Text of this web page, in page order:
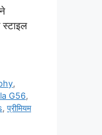
,
G56,
, प्रीमियम